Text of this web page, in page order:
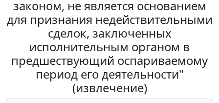
законом, не является основанием
для признания недействительными
сделок, заключенных
исполнительным органом в
предшествующий оспариваемому
период его деятельности"
(извлечение)